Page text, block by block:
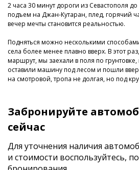
2 часа 30 минут дороги из Севастополя
подъем на Джан-Кутаран, плед, горячий
вечер мечты становится реальностью.
Подняться можно несколькими
села более менее плавно вверх. В этот
маршрут, мы заехали в поля по
оставили машину под лесом и пошли
на смотровой, тропа не долгая, но под
Забронируйте
сейчас
Для уточнения наличия
и стоимости воспользуйтесь,